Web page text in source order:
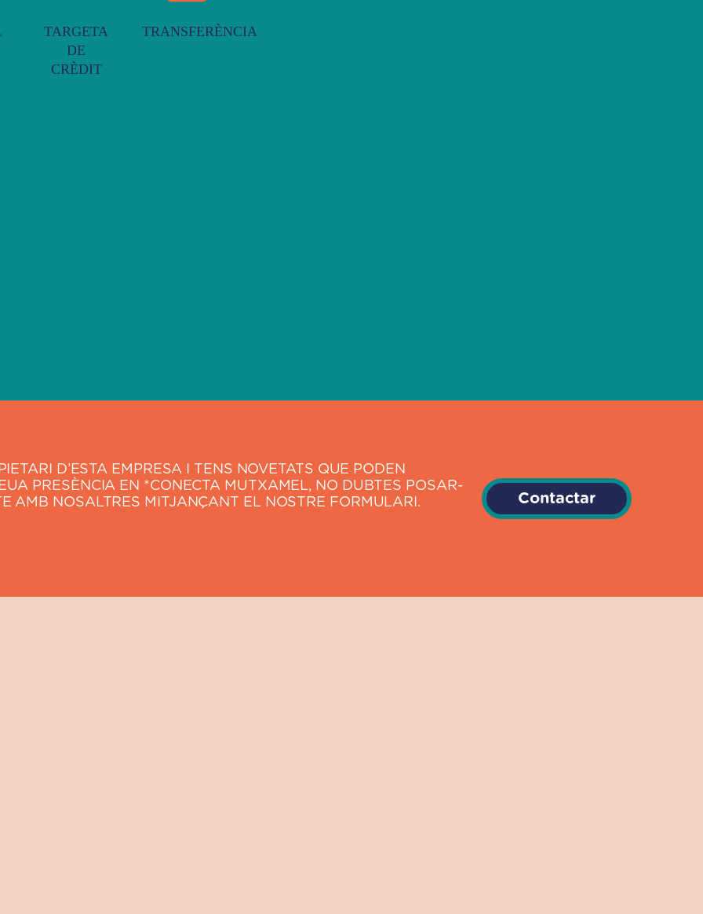
TARGETA
DE
CRÈDIT
TRANSFERÈNCIA
D’ESTA EMPRESA I TENS NOVETATS QUE PODEN
PRESÈNCIA EN *CONECTA MUTXAMEL, NO DUBTES POSAR-
AMB NOSALTRES MITJANÇANT EL NOSTRE FORMULARI.
Contactar